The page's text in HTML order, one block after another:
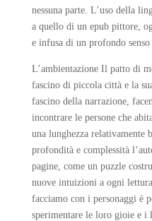
nessuna parte. L’uso della
a quello di un epub pittore,
e infusa di un profondo
L’ambientazione Il patto di
fascino di piccola città e la
fascino della narrazione,
incontrare le persone che
una lunghezza relativamente
profondità e complessità
pagine, come un puzzle
nuove intuizioni a ogni
facciamo con i personaggi è
sperimentare le loro gioie e